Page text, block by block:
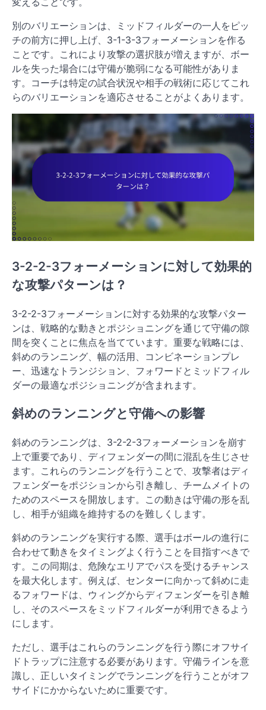
別のバリエーションは、ミッドフィルダーの一人をピッ
チの前方に押し上げ、3-1-3-3フォーメーションを作る
ことです。これにより攻撃の選択肢が増えますが、ボー
ルを失った場合には守備が脆弱になる可能性がありま
す。コーチは特定の試合状況や相手の戦術に応じてこれ
らのバリエーションを適応させることがよくあります。
3-2-2-3フォーメーションに対して効果的
な攻撃パターンは？
3-2-2-3フォーメーションに対する効果的な攻撃パター
ンは、戦略的な動きとポジショニングを通じて守備の隙
間を突くことに焦点を当てています。重要な戦略には、
斜めのランニング、幅の活用、コンビネーションプレ
ー、迅速なトランジション、フォワードとミッドフィル
ダーの最適なポジショニングが含まれます。
斜めのランニングと守備への影響
斜めのランニングは、3-2-2-3フォーメーションを崩す
上で重要であり、ディフェンダーの間に混乱を生じさせ
ます。これらのランニングを行うことで、攻撃者はディ
フェンダーをポジションから引き離し、チームメイトの
ためのスペースを開放します。この動きは守備の形を乱
し、相手が組織を維持するのを難しくします。
斜めのランニングを実行する際、選手はボールの進行に
合わせて動きをタイミングよく行うことを目指すべきで
す。この同期は、危険なエリアでパスを受けるチャンス
を最大化します。例えば、センターに向かって斜めに走
るフォワードは、ウィングからディフェンダーを引き離
し、そのスペースをミッドフィルダーが利用できるよう
にします。
ただし、選手はこれらのランニングを行う際にオフサイ
ドトラップに注意する必要があります。守備ラインを意
識し、正しいタイミングでランニングを行うことがオフ
サイドにかからないために重要です。